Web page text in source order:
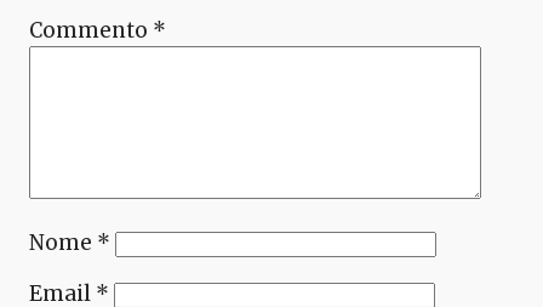
Commento *
Nome *
Email *